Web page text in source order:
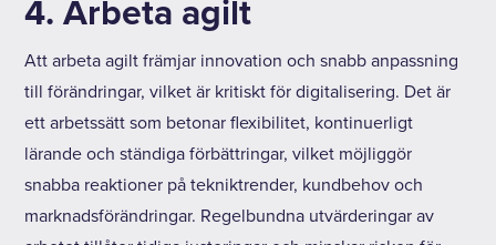
4. Arbeta agilt
Att arbeta agilt främjar innovation och snabb anpassning
till förändringar, vilket är kritiskt för digitalisering. Det är
ett arbetssätt som betonar flexibilitet, kontinuerligt
lärande och ständiga förbättringar, vilket möjliggör
snabba reaktioner på tekniktrender, kundbehov och
marknadsförändringar. Regelbundna utvärderingar av